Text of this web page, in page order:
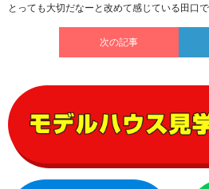
とっても大切だなーと改めて感じている田口
次の記事